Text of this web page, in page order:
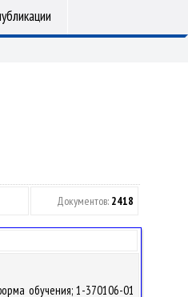
Документов: 2418
обучения; 1-370106-01